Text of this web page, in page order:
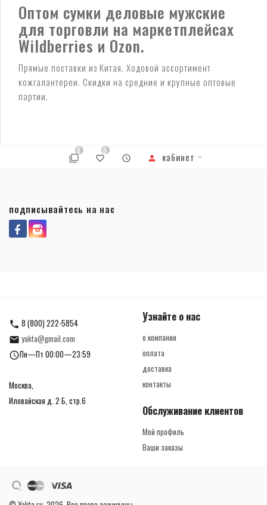
Оптом сумки деловые мужские
для торговли на маркетплейсах
Wildberries и Ozon.
Прямые поставки из Китая. Ходовой ассортимент
кожгалантереи. Скидки на средние и крупные оптовые
партии.
0 0 кабинет
подписывайтесь на нас
8 (800) 222-5854
yakta@gmail.com
Пн—Пт 00:00—23:59
Москва,
Иловайская д. 2 Б, стр.6
Узнайте о нас
о компании
оплата
доставка
контакты
Обслуживание клиентов
Мой профиль
Ваши заказы